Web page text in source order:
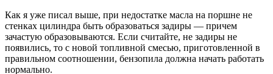
Как я уже писал выше, при недостатке масла на поршне не
стенках цилиндра быть образоваться задиры — причем
зачастую образовываются. Если считайте, не задиры не
появились, то с новой топливной смесью, приготовленной в
правильном соотношении, бензопила должна начать работать
нормально.